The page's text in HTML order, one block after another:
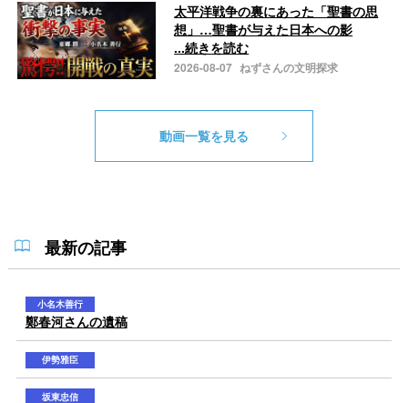
太平洋戦争の裏にあった「聖書の思
想」…聖書が与えた日本への影
...続きを読む
2026-08-07 ねずさんの文明探求
動画一覧を見る
最新の記事